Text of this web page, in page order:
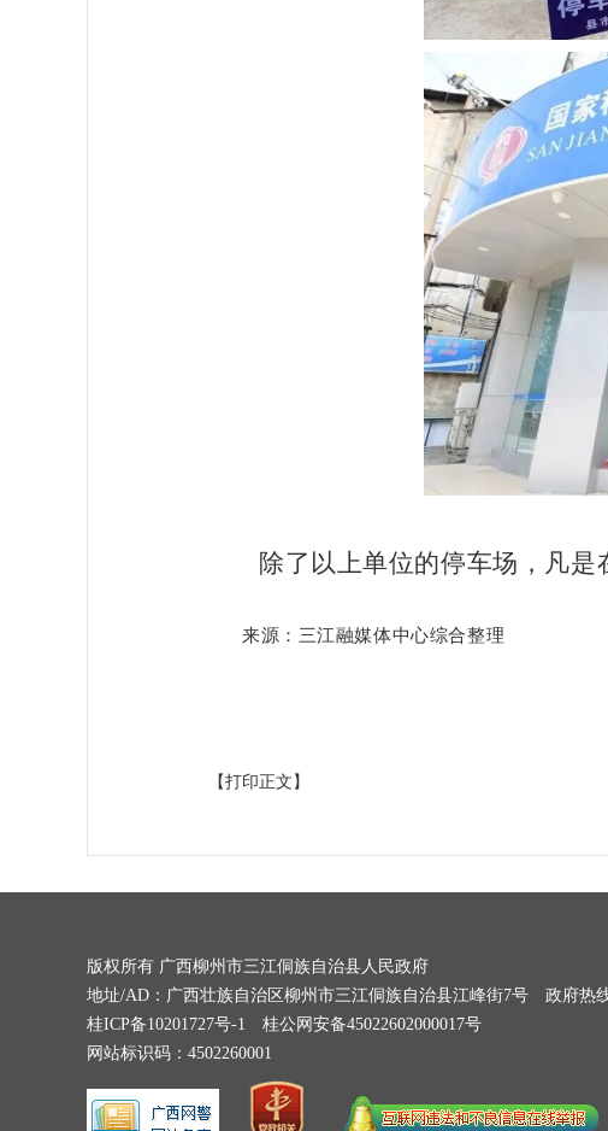
除了以上单位的停车场，凡是
来源：三江融媒体中心综合整理
【打印正文】
版权所有 广西柳州市三江侗族自治县人民政府
地址/AD：广西壮族自治区柳州市三江侗族自治县江峰街7号
政府热
桂ICP备10201727号-1
桂公网安备45022602000017号
网站标识码：4502260001